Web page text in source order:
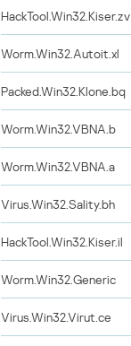
HackTool.Win32.Kiser.zv
Worm.Win32.Autoit.xl
Packed.Win32.Klone.bq
Worm.Win32.VBNA.b
Worm.Win32.VBNA.a
Virus.Win32.Sality.bh
HackTool.Win32.Kiser.il
Worm.Win32.Generic
Virus.Win32.Virut.ce